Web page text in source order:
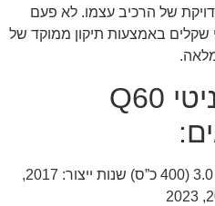
של הרכיב עצמו. לא פעם
שקלים באמצעות תיקון ממוקד של
שיפוץ גיר אינפיניטי Q60
אינפיניטי Q60 Red Sport אוט’ 3.0 (400 כ”ס) שנות ייצור: 2017,